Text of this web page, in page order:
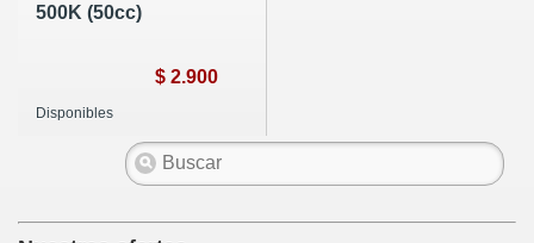
500K (50cc)
$ 2.900
Disponibles